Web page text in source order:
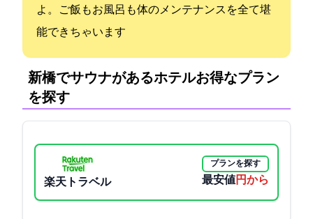
よ。ご飯もお風呂も体のメンテナンスを全て堪
能できちゃいます
新橋でサウナがあるホテル:お得なプラン
を探す
楽天トラベル
プランを探す
最安値13000円から